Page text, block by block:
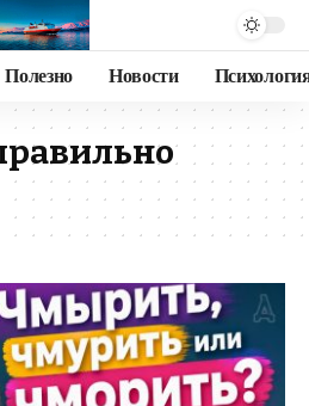
Полезно Новости